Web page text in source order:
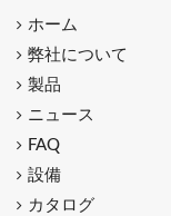
ホーム
弊社について
製品
ニュース
FAQ
設備
カタログ